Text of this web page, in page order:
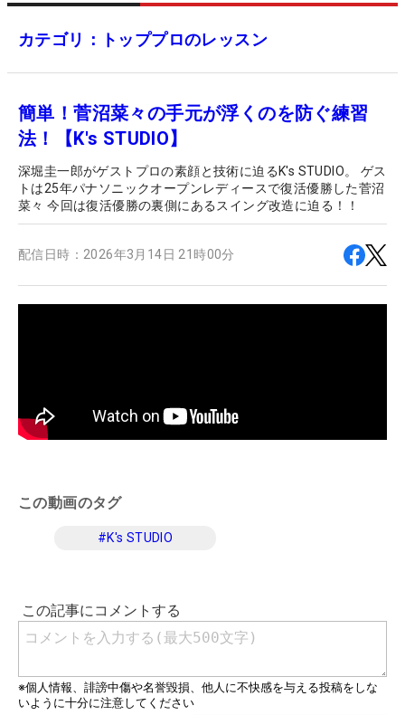
カテゴリ：トッププロのレッスン
簡単！菅沼菜々の手元が浮くのを防ぐ練習
法！【K's STUDIO】
深堀圭一郎がゲストプロの素顔と技術に迫るK's STUDIO。 ゲス
トは25年パナソニックオープンレディースで復活優勝した菅沼
菜々 今回は復活優勝の裏側にあるスイング改造に迫る！！
配信日時： 2026年3月14日 21時00分
この動画のタグ
#K's STUDIO